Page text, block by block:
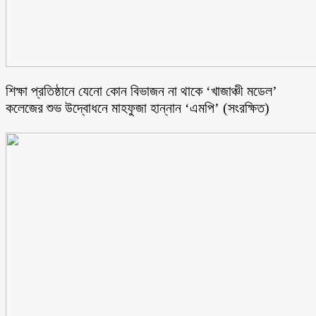
শিক্ষা প্রতিষ্ঠানে যেনো কোন বিভাজন না থাকে ‘খাজাঞ্চী মডেল’
কলেজের শুভ উদ্বোধনে মাহফুজা হান্নান ‘এমপি’ (সংরক্ষিত)